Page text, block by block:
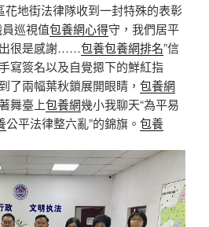
花地街法律隊收到一封特殊的表彰
巡視值包養網心得守，我們居平
很是感謝……包養包養網排名”信
寫簽名以及自覺摁下的鮮紅指
了兩幅葉秋鎖展開眼睛， 包養網
舞臺上包養網幾小我聊天“為平易
公平法律整六亂”的錦旗。 包養